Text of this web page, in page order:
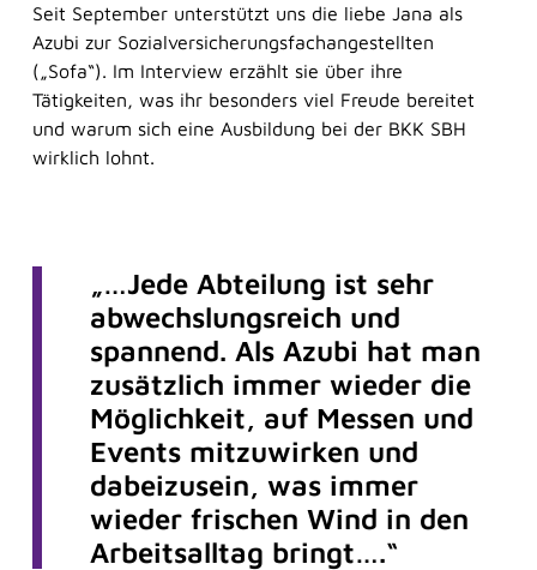
Seit September unterstützt uns die liebe Jana als
Azubi zur Sozialversicherungsfachangestellten
(„Sofa“). Im Interview erzählt sie über ihre
Tätigkeiten, was ihr besonders viel Freude bereitet
und warum sich eine Ausbildung bei der BKK SBH
wirklich lohnt.
„…Jede Abteilung ist sehr
abwechslungsreich und
spannend. Als Azubi hat man
zusätzlich immer wieder die
Möglichkeit, auf Messen und
Events mitzuwirken und
dabeizusein, was immer
wieder frischen Wind in den
Arbeitsalltag bringt….“